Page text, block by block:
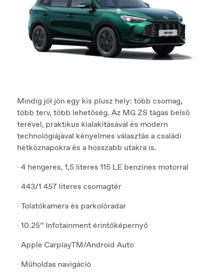
Mindig jól jön egy kis plusz hely: több csomag,
több terv, több lehetőség. Az MG ZS tágas belső
terével, praktikus kialakításával és modern
technológiájával kényelmes választás a családi
hétköznapokra és a hosszabb utakra is.
· 4 hengeres, 1,5 literes 115 LE benzines motorral
· 443/1 457 literes csomagtér
· Tolatókamera és parkolóradar
· 10.25’’ Infotainment érintőképernyő
· Apple CarplayTM/Android Auto
· Műholdas navigáció